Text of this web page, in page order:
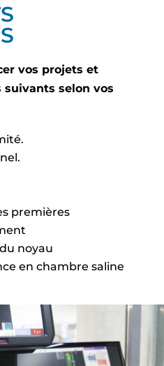
vos projets et
selon vos
premières
noyau
en chambre saline